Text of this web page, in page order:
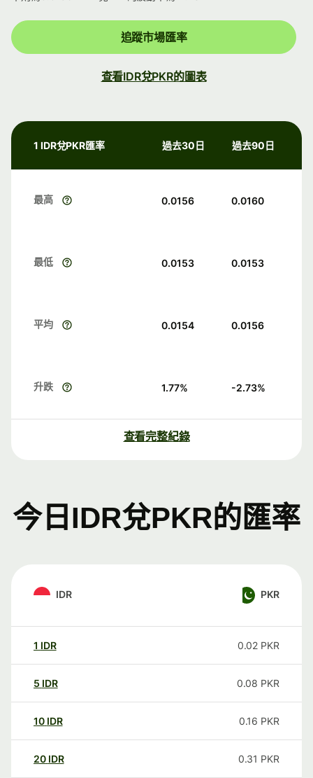
追蹤市場匯率
查看IDR兌PKR的圖表
1 IDR兌PKR匯率 過去30日 過去90日
最高 0.0156 0.0160
最低 0.0153 0.0153
平均 0.0154 0.0156
升跌 1.77% -2.73%
查看完整紀錄
今日IDR兌PKR的匯率
IDR PKR
1 IDR 0.02 PKR
5 IDR 0.08 PKR
10 IDR 0.16 PKR
20 IDR 0.31 PKR